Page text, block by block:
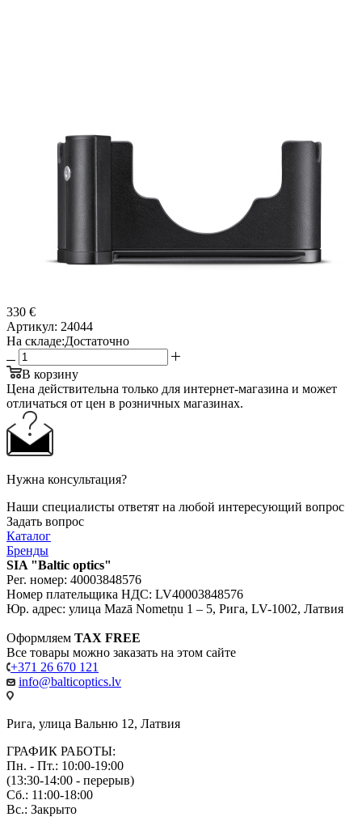
330 €
Артикул: 24044
На складе:Достаточно
В корзину
Цена действительна только для интернет-магазина и может
отличаться от цен в розничных магазинах.
Нужна консультация?
Наши специалисты ответят на любой интересующий вопрос
Задать вопрос
Каталог
Бренды
SIA "Baltic optics"
Рег. номер: 40003848576
Номер плательщика НДС: LV40003848576
Юр. адрес: улица Mazā Nometņu 1 – 5, Рига, LV-1002, Латвия
Оформляем TAX FREE
Все товары можно заказать на этом сайте
+371 26 670 121
info@balticoptics.lv
Рига, улица Вальню 12, Латвия
ГРАФИК РАБОТЫ:
Пн. - Пт.: 10:00-19:00
(13:30-14:00 - перерыв)
Сб.: 11:00-18:00
Вс.: Закрыто